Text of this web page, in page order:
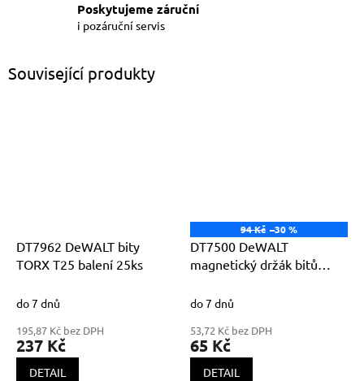
Poskytujeme záruční
i pozáruční servis
Související produkty
DT7962 DeWALT bity
TORX T25 balení 25ks
do 7 dnů
195,87 Kč bez DPH
237 Kč
DETAIL
94 Kč –30 %
DT7500 DeWALT
magnetický držák bitů
do 7 dnů
53,72 Kč bez DPH
65 Kč
DETAIL